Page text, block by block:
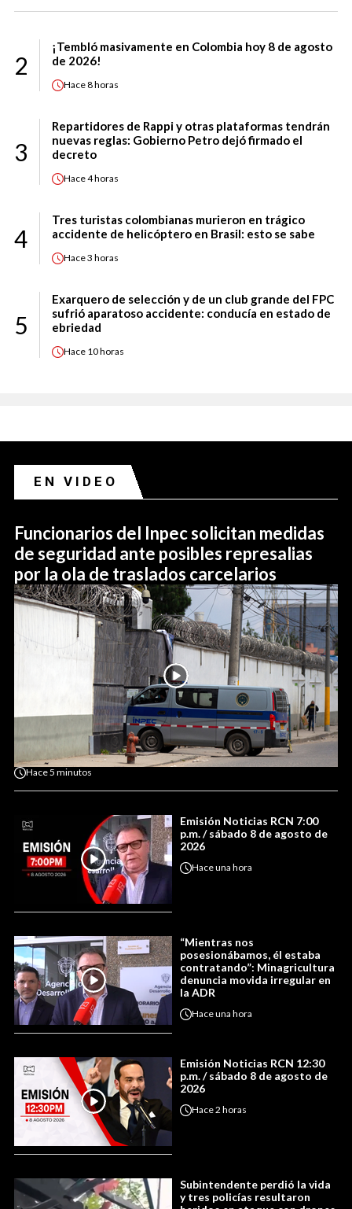
2
¡Tembló masivamente en Colombia hoy 8 de agosto
de 2026!
Hace8 horas
3
Repartidores de Rappi y otras plataformas tendrán
nuevas reglas: Gobierno Petro dejó firmado el
decreto
Hace4 horas
4
Tres turistas colombianas murieron en trágico
accidente de helicóptero en Brasil: esto se sabe
Hace3 horas
5
Exarquero de selección y de un club grande del FPC
sufrió aparatoso accidente: conducía en estado de
ebriedad
Hace 10 horas
EN VIDEO
Funcionarios del Inpec solicitan medidas
de seguridad ante posibles represalias
por la ola de traslados carcelarios
Hace5 minutos
Emisión Noticias RCN 7:00
p.m. / sábado 8 de agosto de
2026
Haceuna hora
“Mientras nos
posesionábamos, él estaba
contratando”: Minagricultura
denuncia movida irregular en
la ADR
Haceuna hora
Emisión Noticias RCN 12:30
p.m. / sábado 8 de agosto de
2026
Hace2 horas
Subintendente perdió la vida
y tres policías resultaron